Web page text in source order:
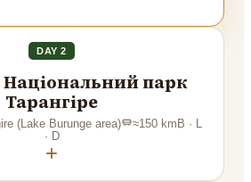
DAY 2
парк
Тарангіре
(Lake Burunge area) ≈150 km B · L
· D
+